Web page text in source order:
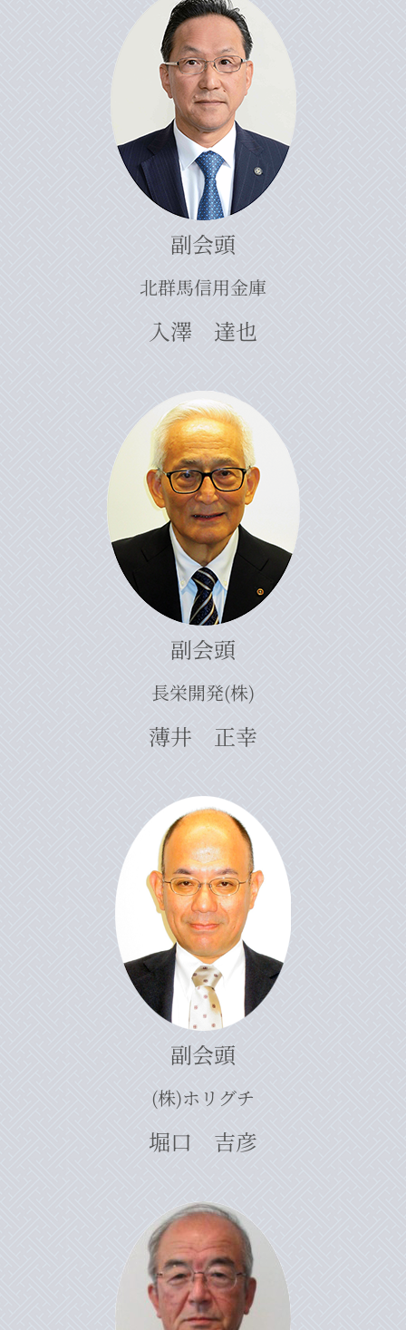
副会頭
北群馬信用金庫
入澤 達也
副会頭
長栄開発(株)
薄井 正幸
副会頭
(株)ホリグチ
堀口 吉彦